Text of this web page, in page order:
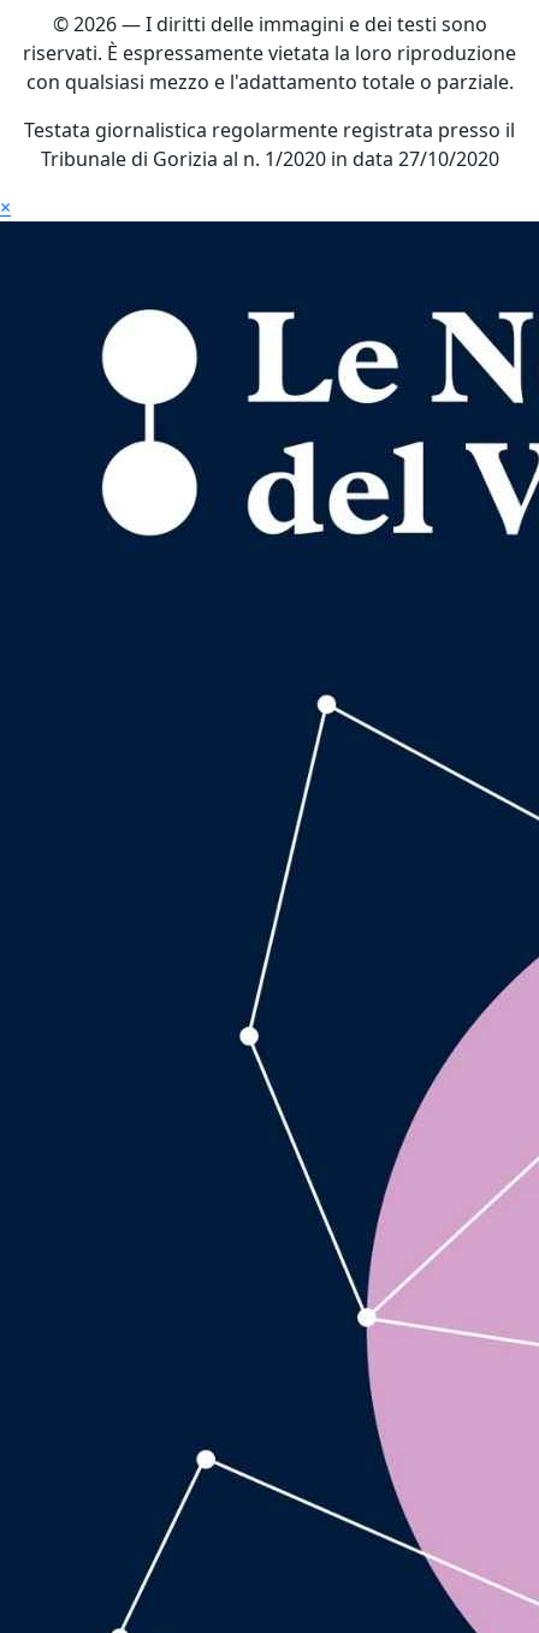
© 2026 — I diritti delle immagini e dei testi sono
riservati. È espressamente vietata la loro riproduzione
con qualsiasi mezzo e l'adattamento totale o parziale.
Testata giornalistica regolarmente registrata presso il
Tribunale di Gorizia al n. 1/2020 in data 27/10/2020
×